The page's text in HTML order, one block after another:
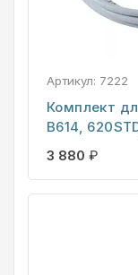
Артикул: 7222
Комплект
B614,
3 880 ₽